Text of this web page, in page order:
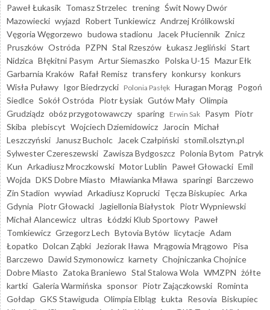
Paweł Łukasik Tomasz Strzelec trening Świt Nowy Dwór
Mazowiecki wyjazd Robert Tunkiewicz Andrzej Królikowski
Vęgoria Węgorzewo budowa stadionu Jacek Płuciennik Znicz
Pruszków Ostróda PZPN Stal Rzeszów Łukasz Jegliński Start
Nidzica Błękitni Pasym Artur Siemaszko Polska U-15 Mazur Ełk
Garbarnia Kraków Rafał Remisz transfery konkursy konkurs
Wisła Puławy Igor Biedrzycki Polonia Pasłęk Huragan Morąg Pogoń
Siedlce Sokół Ostróda Piotr Łysiak Gutów Mały Olimpia
Grudziądz obóz przygotowawczy sparing Erwin Sak Pasym Piotr
Skiba plebiscyt Wojciech Dziemidowicz Jarocin Michał
Leszczyński
Janusz Bucholc Jacek Czałpiński stomil.olsztyn.pl
Sylwester Czereszewski Zawisza Bydgoszcz Polonia Bytom Patryk
Kun Arkadiusz Mroczkowski Motor Lublin Paweł Głowacki Emil
Wojda DKS Dobre Miasto Mławianka Mława sparingi Barczewo
Zin Stadion wywiad Arkadiusz Koprucki Tęcza Biskupiec Arka
Gdynia Piotr Głowacki Jagiellonia Białystok Piotr Wypniewski
Michał Alancewicz ultras Łódzki Klub Sportowy Paweł
Tomkiewicz Grzegorz Lech Bytovia Bytów licytacje Adam
Łopatko Dolcan Ząbki Jeziorak Iława Mrągowia Mrągowo Pisa
Barczewo Dawid Szymonowicz karnety Chojniczanka Chojnice
Dobre Miasto Zatoka Braniewo Stal Stalowa Wola WMZPN żółte
kartki Galeria Warmińska sponsor Piotr Zajączkowski Rominta
Gołdap GKS Stawiguda Olimpia Elbląg Łukta Resovia Biskupiec